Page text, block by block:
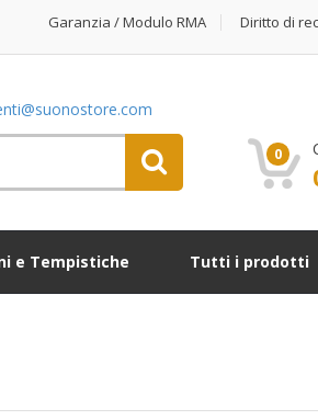
Garanzia / Modulo RMA Diritto di
0
e Tempistiche Tutti i prodotti